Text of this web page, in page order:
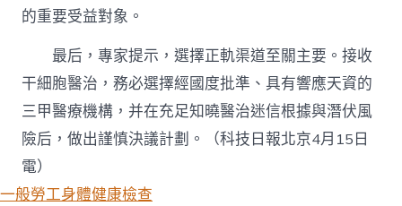
的重要受益對象。
最后，專家提示，選擇正軌渠道至關主要。接收
干細胞醫治，務必選擇經國度批準、具有響應天資的
三甲醫療機構，并在充足知曉醫治迷信根據與潛伏風
險后，做出謹慎決議計劃。（科技日報北京4月15日
電）
一般勞工身體健康檢查